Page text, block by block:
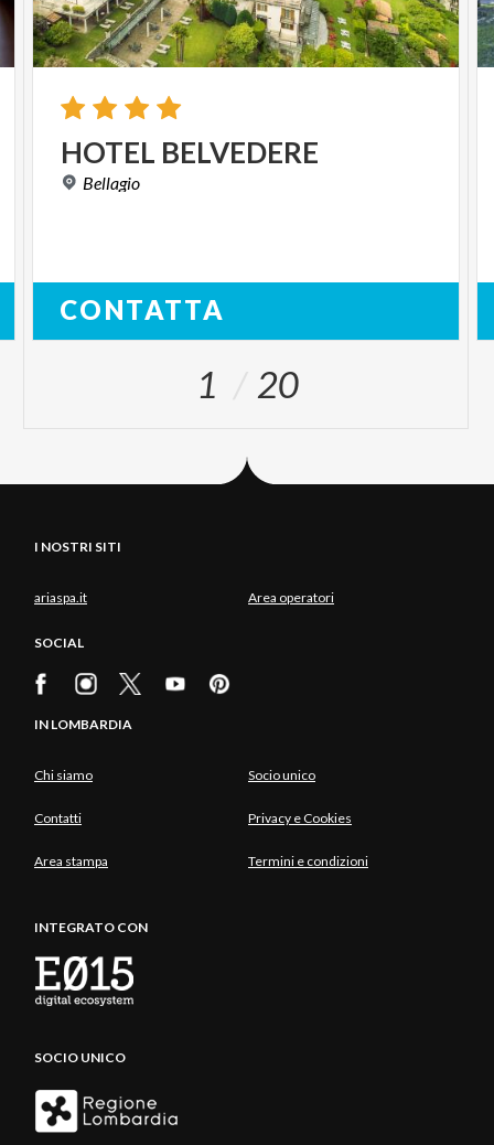
HOTEL BELVEDERE
Bellagio
CONTATTA
1 20
I NOSTRI SITI
ariaspa.it Area operatori
SOCIAL
IN LOMBARDIA
Chi siamo Socio unico
Contatti Privacy e Cookies
Area stampa Termini e condizioni
INTEGRATO CON
SOCIO UNICO